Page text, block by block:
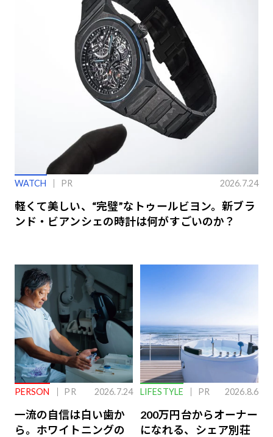
WATCH PR 2026.7.24
軽くて美しい、“完璧”なトゥールビヨン。新ブラ
ンド・ビアンシェの時計は何がすごいのか？
PERSON PR 2026.7.24
一流の自信は白い歯か
ら。ホワイトニングの
LIFESTYLE PR 2026.8.6
200万円台からオーナー
になれる、シェア別荘